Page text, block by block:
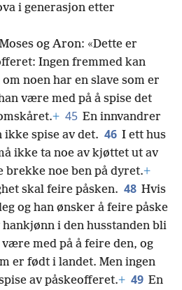
i generasjon etter
og Aron: «Dette er
Ingen fremmed kan
om noen har en slave som er
være med på å spise det
+ 45 En innvandrer
spise av det. 46 I ett hus
ikke ta noe av kjøttet ut av
brekke noe ben på dyret.+
skal feire påsken. 48 Hvis
og han ønsker å feire påske
i den husstanden bli
med på å feire den, og
er født i landet. Men ingen
av påskeofferet.+ 49 En